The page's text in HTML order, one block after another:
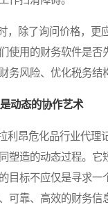
除了询问价格，更
使用的财务软件是
务风险、优化税务结
动态的协作艺术
昂危化品行业代理
塑造的动态过程。
目标不应仅是寻求
可靠、高效的财务信